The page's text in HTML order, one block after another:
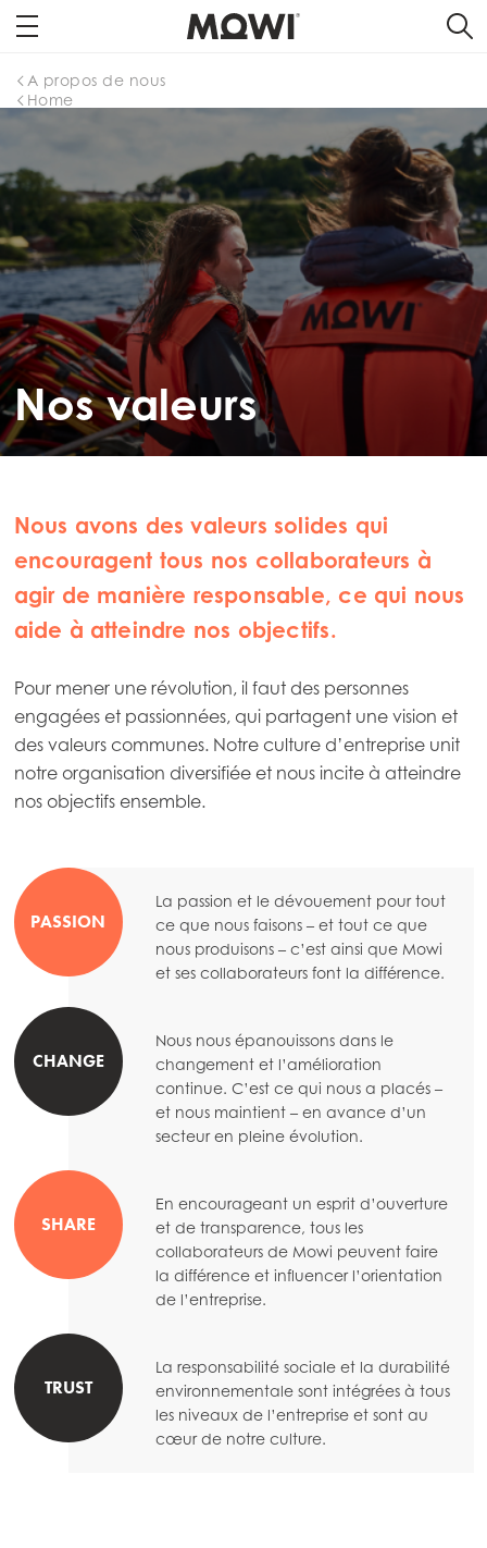
Mowi Global
Asia
Mowi China
Mowi Japan
Mowi Korea
Mowi Taiwan
Europe
Mowi Belgium (FR)
Mowi Belgium (NL)
Mowi Czechia (CZ)
Mowi Czechia (EN)
Mowi Faroe Islands
Mowi France
Mowi Germany
Mowi Ireland Continue
Home
A propos de nous
Nos valeurs
Nous avons des valeurs solides qui
encouragent tous nos collaborateurs à
agir de manière responsable, ce qui nous
aide à atteindre nos objectifs.
Pour mener une révolution, il faut des personnes
engagées et passionnées, qui partagent une vision et
des valeurs communes. Notre culture d’entreprise unit
notre organisation diversifiée et nous incite à atteindre
nos objectifs ensemble.
PASSION
La passion et le dévouement pour tout
ce que nous faisons – et tout ce que
nous produisons – c’est ainsi que Mowi
et ses collaborateurs font la différence.
CHANGE
Nous nous épanouissons dans le
changement et l’amélioration
continue. C’est ce qui nous a placés –
et nous maintient – en avance d’un
secteur en pleine évolution.
SHARE
En encourageant un esprit d’ouverture
et de transparence, tous les
collaborateurs de Mowi peuvent faire
la différence et influencer l’orientation
de l’entreprise.
TRUST
La responsabilité sociale et la durabilité
environnementale sont intégrées à tous
les niveaux de l’entreprise et sont au
cœur de notre culture.